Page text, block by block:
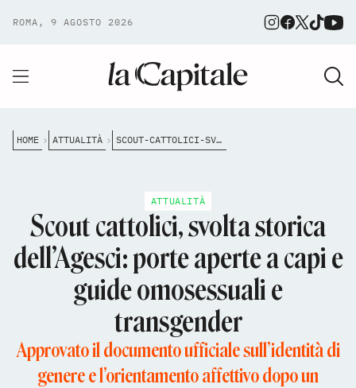
ROMA, 9 AGOSTO 2026
HOME ATTUALITÀ SCOUT-CATTOLICI-SVOLTA-STORICA-DELLAGESCI-PORTE-APERTE-A-CAPI-E-GUIDE-OMOSESSUALI-E-TRANSGENDER
ATTUALITÀ
Scout cattolici, svolta storica
dell’Agesci: porte aperte a capi e
guide omosessuali e
transgender
Approvato il documento ufficiale sull’identità di
genere e l’orientamento affettivo dopo un